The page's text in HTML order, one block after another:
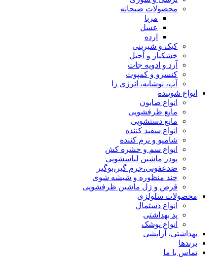
محصولات صبحانه
مربا
عسل
ارده
کیک و شیرینی
خشکبار و آجیل
آرد و ادویه جات
کنسرو و کمپوت
آب، نوشابه، انرژی زا
انواع شوینده
انواع صابون
مایع ظرفشویی
مایع دستشویی
انواع سفید کننده
شامپو و نرم کننده
انواع سم و حشره کش
پودر ماشین لباسشویی
ضدعفونی،جرم گیر،بوگیر
چند منظوره و شیشه شوی
قرص و ژل ماشین ظرفشویی
محصولات سلولزی
انواع دستمال
پد بهداشتی
انواع پوشک
بهداشتی، آرایشی
برندها
تماس با ما